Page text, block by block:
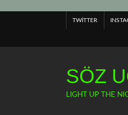
TWITTER
SÖZ
LIGHT UP THE